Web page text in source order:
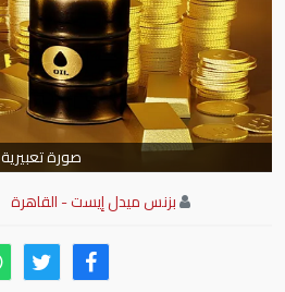
صورة تعبيرية
بزنس ميدل إيست - القاهرة